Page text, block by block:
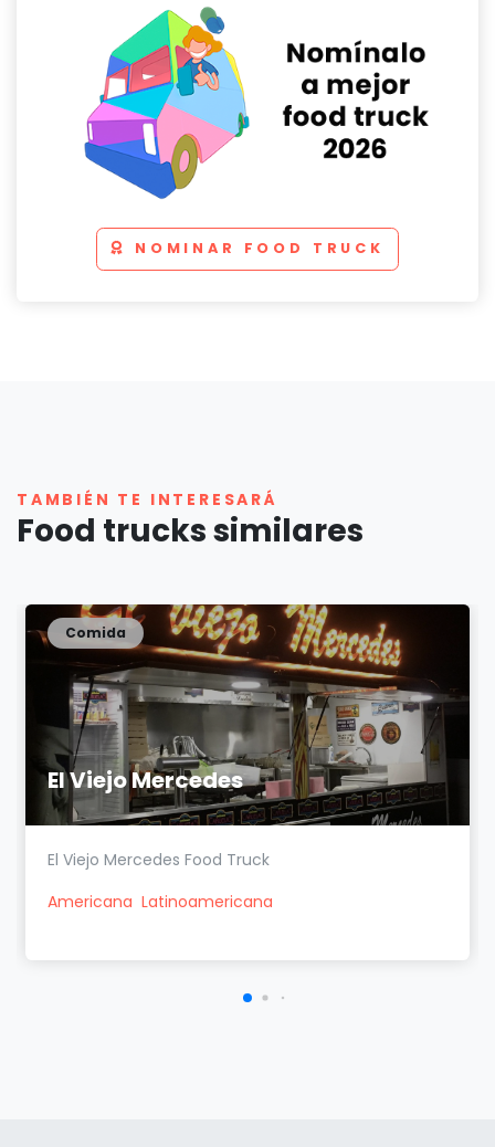
NOMINAR FOOD TRUCK
TAMBIÉN TE INTERESARÁ
Food trucks similares
El Viejo Mercedes
Comida
El Viejo Mercedes Food Truck
Americana Latinoamericana